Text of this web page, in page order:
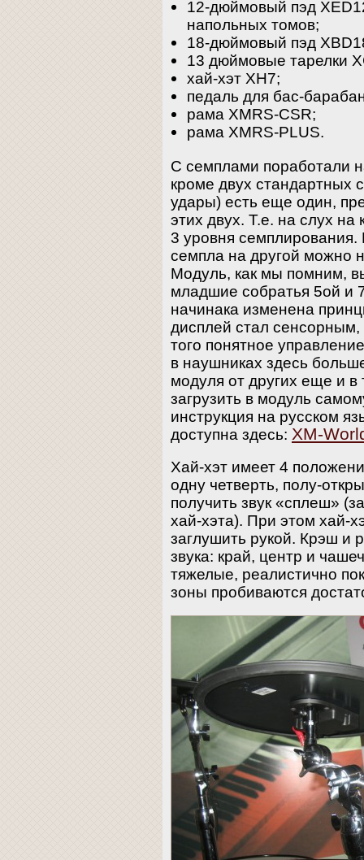
12-дюймовый пэд
напольных томов;
18-дюймовый пэд
13 дюймовые тарелки
хай-хэт XH7;
педаль для бас-
рама XMRS-CSR;
рама XMRS-PLUS.
С семплами поработали
кроме двух стандартных
удары) есть еще один,
этих двух. Т.е. на слух
3 уровня
семпла на другой можно
Модуль, как мы помним,
младшие собратья 5ой и
начинака изменена
дисплей стал
того понятное
в наушниках здесь
модуля от других еще и
загрузить в модуль
инструкция на русском
доступна здесь: XM-
Хай-хэт имеет 4
одну четверть, полу-
получить звук «сплеш»
хай-хэта). При этом хай-
заглушить рукой. Крэш и
звука: край, центр и
тяжелые, реалистично
зоны пробиваются